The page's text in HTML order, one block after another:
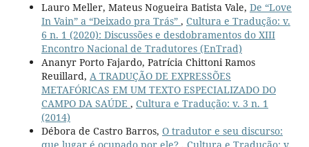
Lauro Meller, Mateus Nogueira Batista Vale, De “Love
In Vain” a “Deixado pra Trás” , Cultura e Tradução: v.
6 n. 1 (2020): Discussões e desdobramentos do XIII
Encontro Nacional de Tradutores (EnTrad)
Ananyr Porto Fajardo, Patrícia Chittoni Ramos
Reuillard, A TRADUÇÃO DE EXPRESSÕES
METAFÓRICAS EM UM TEXTO ESPECIALIZADO DO
CAMPO DA SAÚDE , Cultura e Tradução: v. 3 n. 1
(2014)
Débora de Castro Barros, O tradutor e seu discurso: